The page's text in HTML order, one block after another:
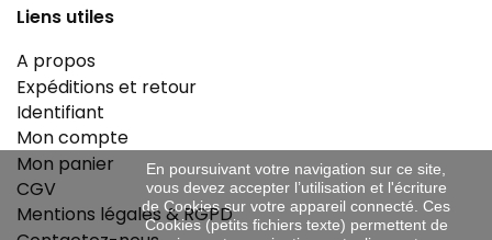
Liens utiles
A propos
Expéditions et retour
Identifiant
Mon compte
Mon panier
CGV
Mentions légales & RGPD
En poursuivant votre navigation sur ce site,
vous devez accepter l’utilisation et l'écriture
de Cookies sur votre appareil connecté. Ces
Cookies (petits fichiers texte) permettent de